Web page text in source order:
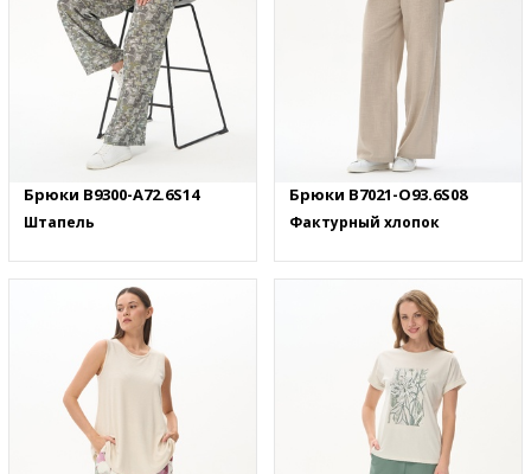
Брюки B9300-A72.6S14
Штапель
Брюки B7021-O93.6S08
Фактурный хлопок